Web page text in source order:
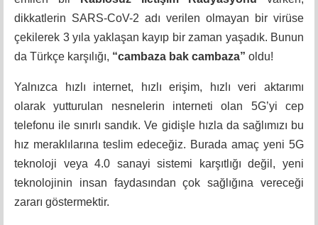
dikkatlerin SARS-CoV-2 adı verilen olmayan bir virüse
çekilerek 3 yıla yaklaşan kayıp bir zaman yaşadık. Bunun
da Türkçe karşılığı, “cambaza bak cambaza” oldu!
Yalnızca hızlı internet, hızlı erişim, hızlı veri aktarımı
olarak yutturulan nesnelerin interneti olan 5G’yi cep
telefonu ile sınırlı sandık. Ve gidişle hızla da sağlımızı bu
hız meraklılarına teslim edeceğiz. Burada amaç yeni 5G
teknoloji veya 4.0 sanayi sistemi karşıtlığı değil, yeni
teknolojinin insan faydasından çok sağlığına vereceği
zararı göstermektir.